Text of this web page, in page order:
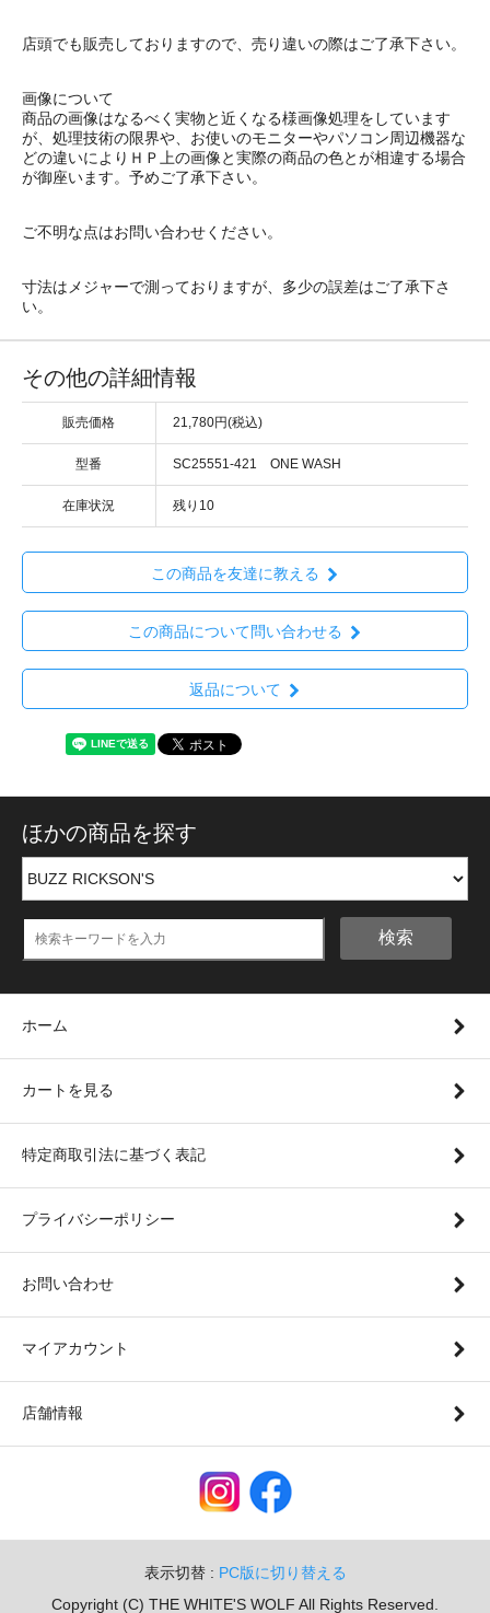
店頭でも販売しておりますので、売り違いの際はご了承下さい。
画像について
商品の画像はなるべく実物と近くなる様画像処理をしています
が、処理技術の限界や、お使いのモニターやパソコン周辺機器な
どの違いによりＨＰ上の画像と実際の商品の色とが相違する場合
が御座います。予めご了承下さい。
ご不明な点はお問い合わせください。
寸法はメジャーで測っておりますが、多少の誤差はご了承下さ
い。
その他の詳細情報
販売価格 21,780円(税込)
型番 SC25551-421 ONE WASH
在庫状況 残り10
この商品を友達に教える
この商品について問い合わせる
返品について
ほかの商品を探す
検索
ホーム
カートを見る
特定商取引法に基づく表記
プライバシーポリシー
お問い合わせ
マイアカウント
店舗情報
表示切替 : PC版に切り替える
Copyright (C) THE WHITE'S WOLF All Rights Reserved.